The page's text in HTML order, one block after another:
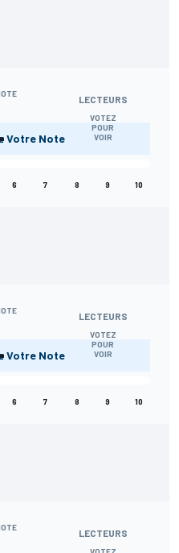
LECTEURS
VOTEZ
POUR
VOIR
Votre Note
6 7 8 9 10
LECTEURS
VOTEZ
POUR
VOIR
Votre Note
6 7 8 9 10
LECTEURS
VOTEZ